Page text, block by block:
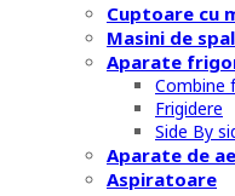
Cuptoare cu
Masini de
Aparate
Combine
Frigidere
Side By
Aparate de
Aspiratoare